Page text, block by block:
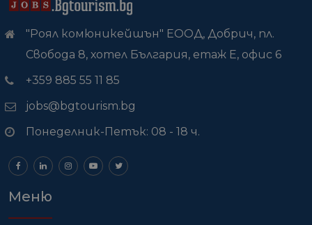
"Роял комюникейшън" ЕООД, Добрич, пл.
Свобода 8, хотел България, етаж Е, офис 6
+359 885 55 11 85
jobs@bgtourism.bg
Понеделник-Петък: 08 - 18 ч.
Меню